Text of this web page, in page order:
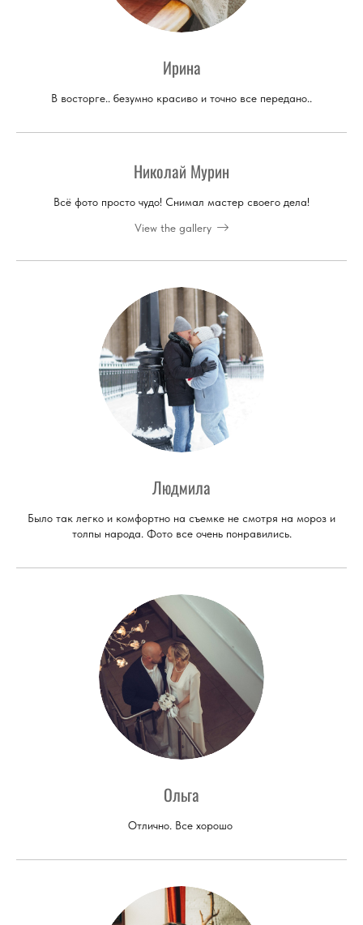
Ирина
В восторге.. безумно красиво и точно все передано..
Николай Мурин
Всё фото просто чудо! Снимал мастер своего дела!
View the gallery
Людмила
Было так легко и комфортно на съемке не смотря на мороз и
толпы народа. Фото все очень понравились.
Ольга
Отлично. Все хорошо